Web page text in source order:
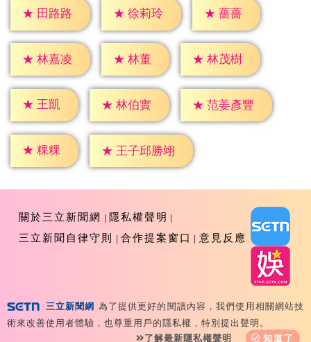
★ 田路路 ★ 徐莉玲 ★ 薔薔
★ 林嘉凌 ★ 林董 ★ 林茂樹
★ 王凱 ★ 林伯實 ★ 范姜彥豐
★ 粿粿 ★ 王子邱勝翊
關於三立新聞網
隱私權聲明
三立新聞自律守則
合作提案窗口 意見反應
Copyright ©2026 Sanlih E-Television All Rights
Reserved 版權所有 盜用必究 台北市內湖區舊宗路一段159
三立新聞網 為了提供更好的閱讀內容，我們使用相關網站技
術來改善使用者體驗，也尊重用戶的隱私權，特別提出聲明。
了解最新隱私權聲明
知道了